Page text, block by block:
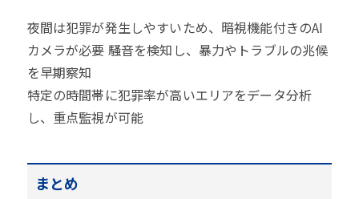
夜間は犯罪が発生しやすいため、暗視機能付きのAI
カメラが必要 騒音を検知し、暴力やトラブルの兆候
を早期察知
特定の時間帯に犯罪率が高いエリアをデータ分析
し、重点監視が可能
まとめ